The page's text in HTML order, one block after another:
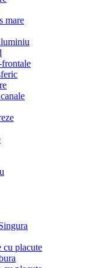
mare
cu placute